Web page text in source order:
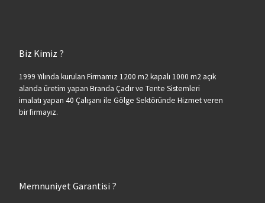
Biz Kimiz ?
1999 Yılında kurulan Firmamız 1200 m2 kapalı 1000 m2 açık
alanda üretim yapan Branda Çadır ve Tente Sistemleri
imalatı yapan 40 Çalışanı ile Gölge Sektöründe Hizmet veren
bir firmayız.
Memnuniyet Garantisi ?